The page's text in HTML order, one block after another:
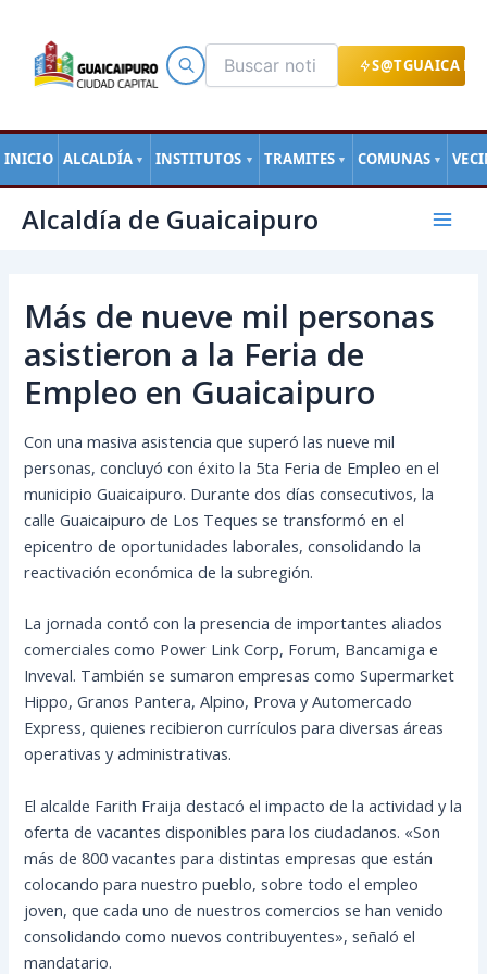
S@TGUAICA
INICIO ALCALDÍA ▼ INSTITUTOS ▼ TRAMITES ▼ COMUNAS ▼
contenido
Alcaldía de Guaicaipuro
Main
Más de nueve mil personas
asistieron a la Feria de
Empleo en Guaicaipuro
Con una masiva asistencia que superó las nueve mil
personas, concluyó con éxito la 5ta Feria de Empleo en el
municipio Guaicaipuro. Durante dos días consecutivos, la
calle Guaicaipuro de Los Teques se transformó en el
epicentro de oportunidades laborales, consolidando la
reactivación económica de la subregión.
La jornada contó con la presencia de importantes aliados
comerciales como Power Link Corp, Forum, Bancamiga e
Inveval. También se sumaron empresas como Supermarket
Hippo, Granos Pantera, Alpino, Prova y Automercado
Express, quienes recibieron currículos para diversas áreas
operativas y administrativas.
El alcalde Farith Fraija destacó el impacto de la actividad y la
oferta de vacantes disponibles para los ciudadanos. «Son
más de 800 vacantes para distintas empresas que están
colocando para nuestro pueblo, sobre todo el empleo
joven, que cada uno de nuestros comercios se han venido
consolidando como nuevos contribuyentes», señaló el
mandatario.
de